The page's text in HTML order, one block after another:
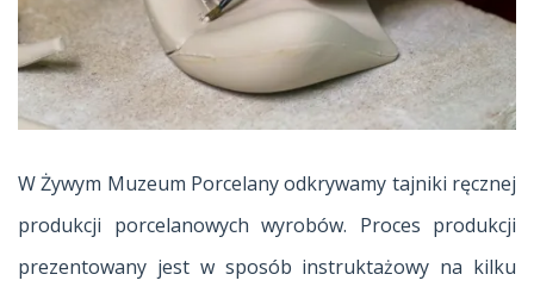
W Żywym Muzeum Porcelany odkrywamy tajniki ręcznej
produkcji porcelanowych wyrobów. Proces produkcji
prezentowany jest w sposób instruktażowy na kilku